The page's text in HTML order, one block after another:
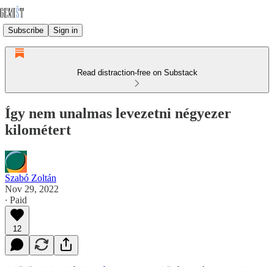
Subscribe Sign in
Read distraction-free on Substack
Így nem unalmas levezetni négyezer
kilométert
Szabó Zoltán
Nov 29, 2022
∙ Paid
12